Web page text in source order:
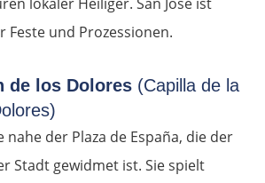
Feste und Prozessionen.
de los Dolores (Capilla de la
nahe der Plaza de España, die der
Stadt gewidmet ist. Sie spielt